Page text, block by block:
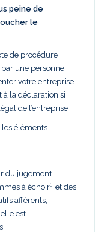
peine de
le
de procédure
une personne
votre entreprise
à la déclaration si
de l’entreprise.
éléments
du jugement
à échoir¹ et des
afférents,
est